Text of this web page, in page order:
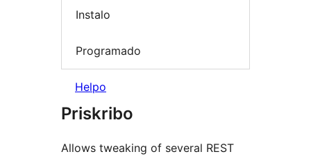
Instalo
Programado
Helpo
Priskribo
Allows tweaking of several REST